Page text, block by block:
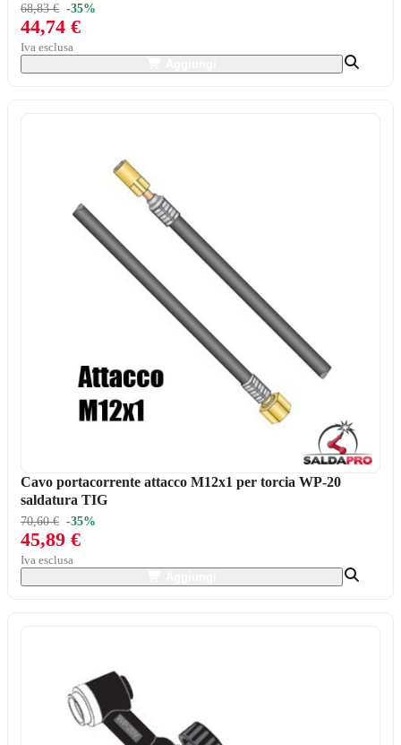
68,83 € -35%
44,74 €
Iva esclusa
Cavo portacorrente attacco M12x1 per torcia WP-20
saldatura TIG
70,60 € -35%
45,89 €
Iva esclusa